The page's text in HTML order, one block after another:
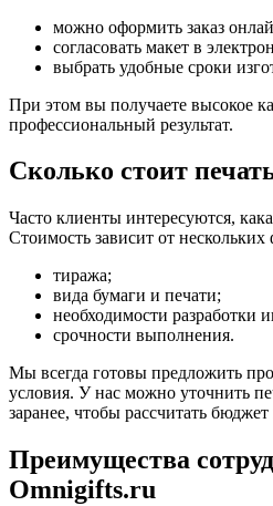
можно оформить заказ
согласовать макет в
выбрать удобные сроки
При этом вы получаете высокое
профессиональный результат.
Сколько стоит
Часто клиенты интересуются,
Стоимость зависит от нескольких
тиража;
вида бумаги и печати;
необходимости разработки
срочности выполнения.
Мы всегда готовы предложить
условия. У нас можно уточнить
заранее, чтобы рассчитать
Преимущества
Omnigifts.ru